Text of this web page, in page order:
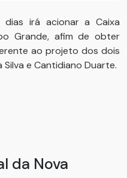
irá acionar a Caixa
Grande, afim de obter
ao projeto dos dois
e Cantidiano Duarte.
da Nova